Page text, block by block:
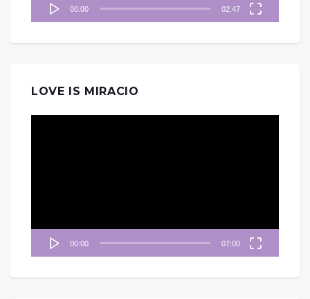
00:00 02:47
LOVE IS MIRACIO
00:00 07:00